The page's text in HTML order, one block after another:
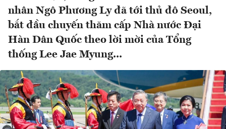
nhân Ngô Phương Ly đã tới thủ đô Seoul,
bắt đầu chuyến thăm cấp Nhà nước Đại
Hàn Dân Quốc theo lời mời của Tổng
thống Lee Jae Myung...